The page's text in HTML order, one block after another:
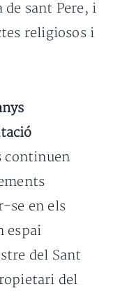
sant Pere, i
religiosos i
continuen
se en els
espai
del Sant
del